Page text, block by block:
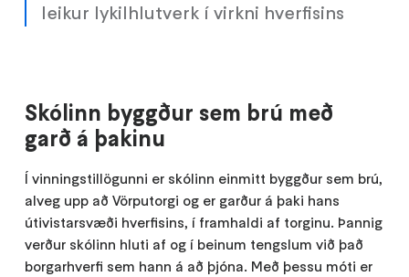
leikur lykilhlutverk í virkni hverfisins
Skólinn byggður sem brú með
garð á þakinu
Í vinningstillögunni er skólinn einmitt byggður sem brú,
alveg upp að Vörputorgi og er garður á þaki hans
útivistarsvæði hverfisins, í framhaldi af torginu. Þannig
verður skólinn hluti af og í beinum tengslum við það
borgarhverfi sem hann á að þjóna. Með þessu móti er